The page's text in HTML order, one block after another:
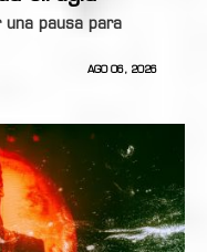
una pausa para
AGO 06, 2026